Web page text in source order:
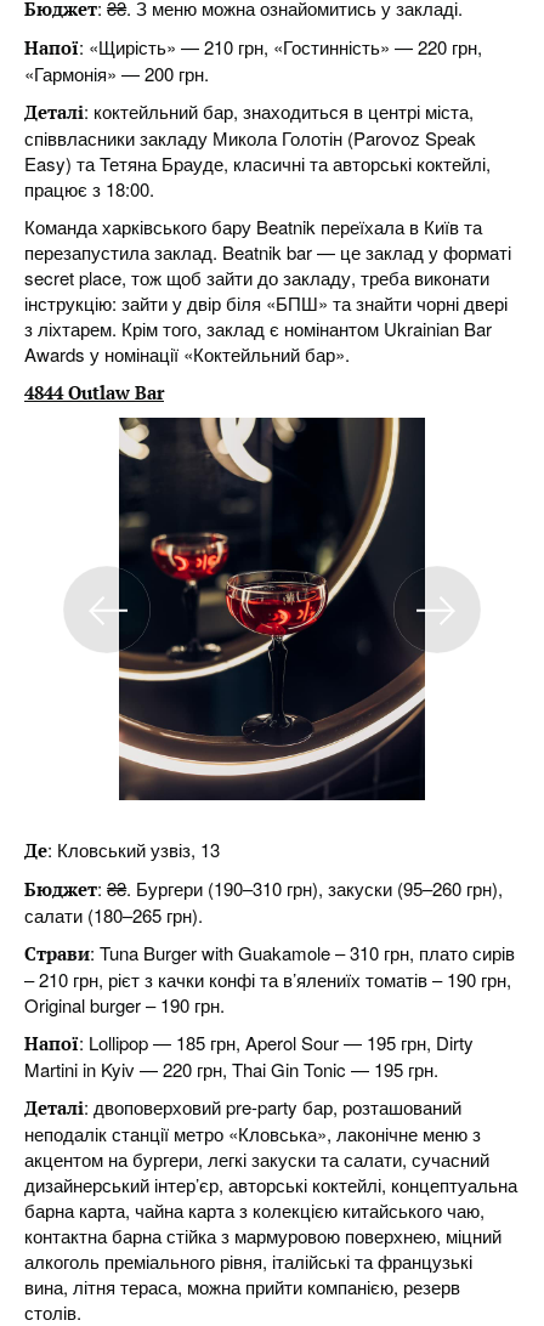
Бюджет: ₴₴. З меню можна ознайомитись у закладі.
Напої: «Щирість» — 210 грн, «Гостинність» — 220 грн,
«Гармонія» — 200 грн.
Деталі: коктейльний бар, знаходиться в центрі міста,
співвласники закладу Микола Голотін (Parovoz Speak
Easy) та Тетяна Брауде, класичні та авторські коктейлі,
працює з 18:00.
Команда харківського бару Beatnik переїхала в Київ та
перезапустила заклад. Beatnik bar — це заклад у форматі
secret place, тож щоб зайти до закладу, треба виконати
інструкцію: зайти у двір біля «БПШ» та знайти чорні двері
з ліхтарем. Крім того, заклад є номінантом Ukrainian Bar
Awards у номінації «Коктейльний бар».
4844 Outlaw Bar
Де: Кловський узвіз, 13
Бюджет: ₴₴. Бургери (190–310 грн), закуски (95–260 грн),
салати (180–265 грн).
Страви: Tuna Burger with Guakamole – 310 грн, плато сирів
– 210 грн, рієт з качки конфі та в’ялениїх томатів – 190 грн,
Original burger – 190 грн.
Напої: Lollipop — 185 грн, Aperol Sour — 195 грн, Dirty
Martini in Kyiv — 220 грн, Thai Gin Tonic — 195 грн.
Деталі: двоповерховий pre-party бар, розташований
неподалік станції метро «Кловська», лаконічне меню з
акцентом на бургери, легкі закуски та салати, сучасний
дизайнерський інтер’єр, авторські коктейлі, концептуальна
барна карта, чайна карта з колекцією китайського чаю,
контактна барна стійка з мармуровою поверхнею, міцний
алкоголь преміального рівня, італійські та французькі
вина, літня тераса, можна прийти компанією, резерв
столів.